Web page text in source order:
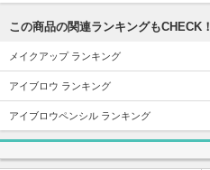
この商品の関連ランキングもCHECK！
メイクアップ ランキング
アイブロウ ランキング
アイブロウペンシル ランキング